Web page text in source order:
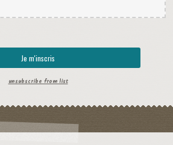
unsubscribe from list